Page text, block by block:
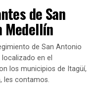
de San
Medellín
de San Antonio
en el
los municipios de Itagüí,
les contamos.